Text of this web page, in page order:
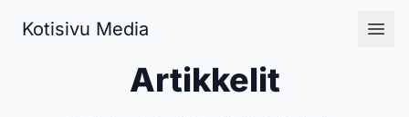
Kotisivu Media
Kotisivu Media
Artikkelit